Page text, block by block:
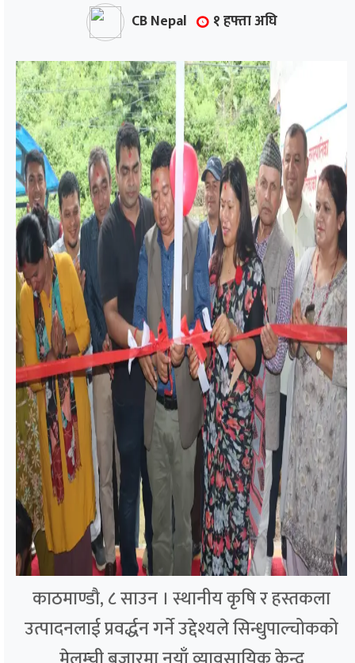
CB Nepal १ हफ्ता अघि
काठमाण्डौ, ८ साउन । स्थानीय कृषि र हस्तकला
उत्पादनलाई प्रवर्द्धन गर्ने उद्देश्यले सिन्धुपाल्चोकको